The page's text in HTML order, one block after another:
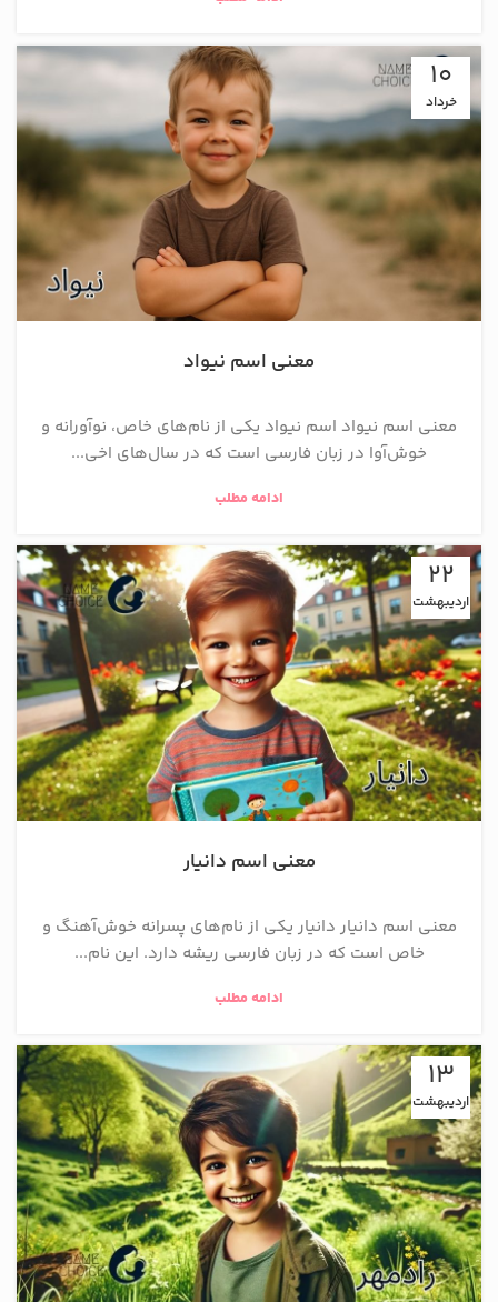
10
خرداد
معنی اسم نیواد
معنی اسم نیواد اسم نیواد یکی از نام‌های خاص، نوآورانه و
خوش‌آوا در زبان فارسی است که در سال‌های اخی...
ادامه مطلب
22
اردیبهشت
معنی اسم دانیار
معنی اسم دانیار دانیار یکی از نام‌های پسرانه خوش‌آهنگ و
خاص است که در زبان فارسی ریشه دارد. این نام...
ادامه مطلب
13
اردیبهشت